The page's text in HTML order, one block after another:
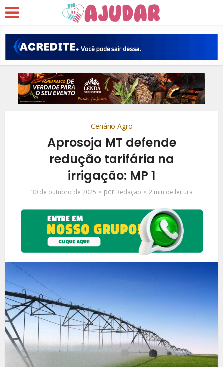
Cenário Agro
Aprosoja MT defende
redução tarifária na
irrigação: MP 1
30 de outubro de 2025 por Redação 2 min de leitura